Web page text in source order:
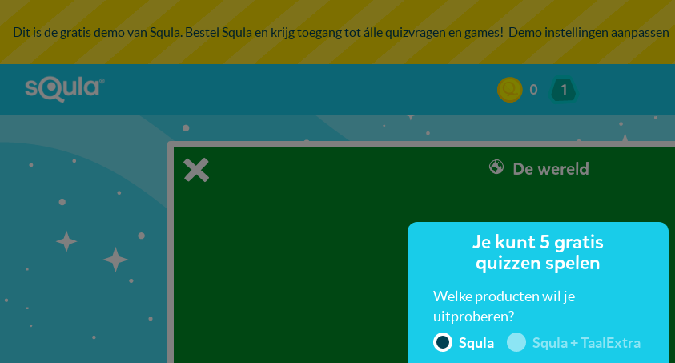
Dit is de gratis demo van Squla. Bestel Squla en krijg toegang tot álle quizvragen en games! Demo instellingen aanpassen
0 1
De wereld
Je kunt 5 gratis
quizzen spelen
Welke producten wil je
uitproberen?
Squla
Squla + TaalExtra